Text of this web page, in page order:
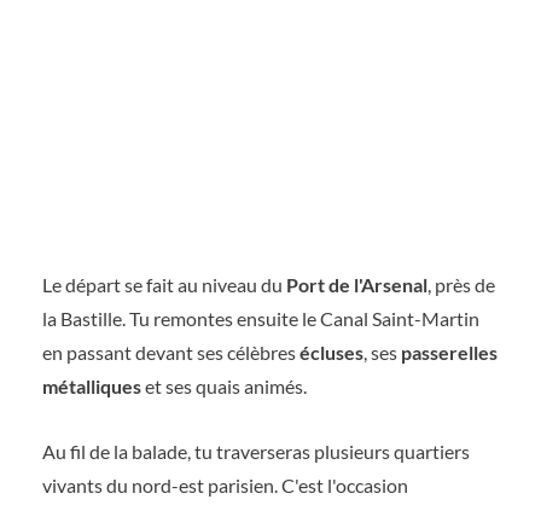
Le départ se fait au niveau du Port de l'Arsenal, près de
la Bastille. Tu remontes ensuite le Canal Saint-Martin
en passant devant ses célèbresécluses, ses passerelles
métalliqueset ses quais animés.
Au fil de la balade, tu traverseras plusieurs quartiers
vivants du nord-est parisien. C'est l'occasion